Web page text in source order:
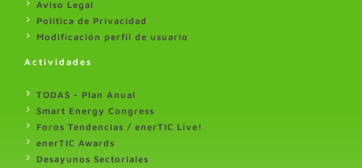
Aviso Legal
Politica de Privacidad
Modificación perfil de usuario
Actividades
TODAS - Plan Anual
Smart Energy Congress
Foros Tendencias / enerTIC Live!
enerTIC Awards
Desayunos Sectoriales